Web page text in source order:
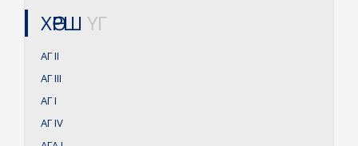
ХӨРШ ҮГ
АГII
АГIII
АГI
АГIV